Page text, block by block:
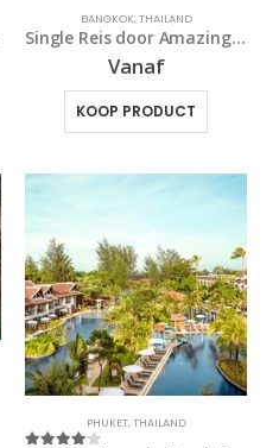
BANGKOK,THAILAND
Single Reis door Amazing Thailand
Vanaf
KOOP PRODUCT
PHUKET,THAILAND